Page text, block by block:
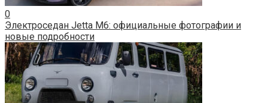
0
Электроседан Jetta M6: официальные фотографии и
новые подробности